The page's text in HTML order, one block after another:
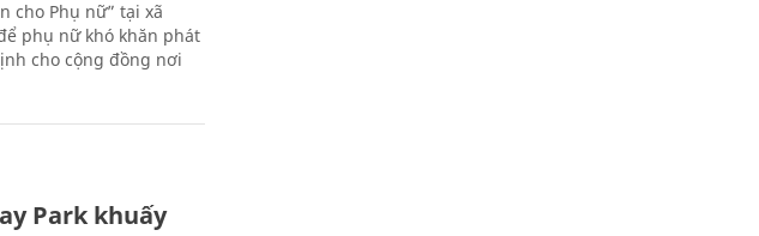
cho Phụ nữ” tại xã
phụ nữ khó khăn phát
cho cộng đồng nơi
Park khuấy